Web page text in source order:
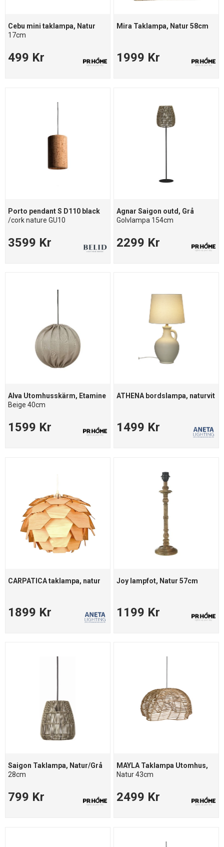
Cebu mini taklampa, Natur
17cm
499 Kr
Mira Taklampa, Natur 58cm
1999 Kr
Porto pendant S D110 black
/cork nature GU10
3599 Kr
Agnar Saigon outd, Grå
Golvlampa 154cm
2299 Kr
Alva Utomhusskärm, Etamine
Beige 40cm
1599 Kr
ATHENA bordslampa, naturvit
1499 Kr
CARPATICA taklampa, natur
1899 Kr
Joy lampfot, Natur 57cm
1199 Kr
Saigon Taklampa, Natur/Grå
28cm
799 Kr
MAYLA Taklampa Utomhus,
Natur 43cm
2499 Kr